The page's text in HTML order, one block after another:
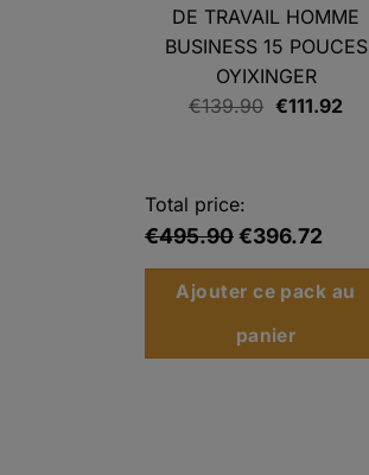
DE TRAVAIL HOMME
BUSINESS 15 POUCES
OYIXINGER
€139.90 Le
€139.90.
€111.92Le
Total price:
€495.90€396.72
Ajouter ce pack au
panier